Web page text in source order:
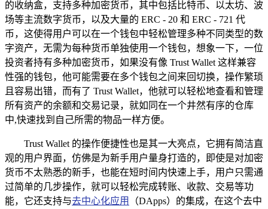
的收纳盒，支持多种加密货币，其中包括比特币、以太坊、波
场等主流数字货币，以及大量的 ERC - 20 和 ERC - 721 代
币，这使得用户可以在一个钱包中轻松管理多种不同类型的数
字资产，无需为每种货币单独使用一个钱包，想象一下，一位
投资者持有多种加密货币，如果没有像 Trust Wallet 这样兼容
性强的钱包，他可能需要在多个钱包之间来回切换，操作繁琐
且容易出错，而有了 Trust Wallet，他就可以轻松地查看和管理
所有资产的余额和交易记录，就如同在一个井然有序的仓库
中,快速找到自己所需的物品一样方便。
Trust Wallet 的操作便捷性也是其一大亮点，它拥有简洁直
观的用户界面，仿佛是为新手用户量身打造的，即使是对加密
货币不太熟悉的新手，也能在短时间内快速上手，用户只需通
过简单的几步操作，就可以轻松完成转账、收款、交易等功
能，它还支持与去中心化应用
（DApps）的集成，在这个去中